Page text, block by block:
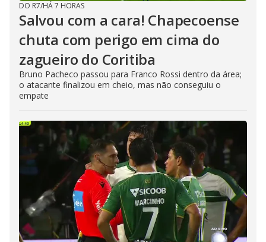
DO R7/HÁ 7 HORAS
Salvou com a cara! Chapecoense
chuta com perigo em cima do
zagueiro do Coritiba
Bruno Pacheco passou para Franco Rossi dentro da área;
o atacante finalizou em cheio, mas não conseguiu o
empate